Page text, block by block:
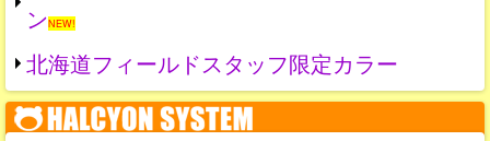
ンNEW!
北海道フィールドスタッフ限定カラー